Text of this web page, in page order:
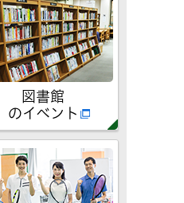
図書館
のイベント